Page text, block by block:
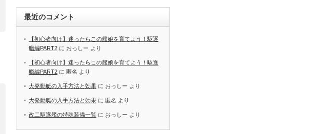
最近のコメント
【初心者向け】迷ったらこの艦娘を育てよう！駆逐
艦編PART2 に おっしー より
【初心者向け】迷ったらこの艦娘を育てよう！駆逐
艦編PART2 に 匿名 より
大発動艇の入手方法と効果 に おっしー より
大発動艇の入手方法と効果 に 匿名 より
改二駆逐艦の特殊装備一覧 に おっしー より